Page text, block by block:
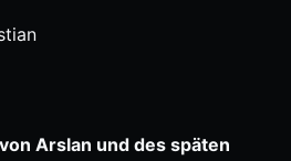
Arslan und des späten